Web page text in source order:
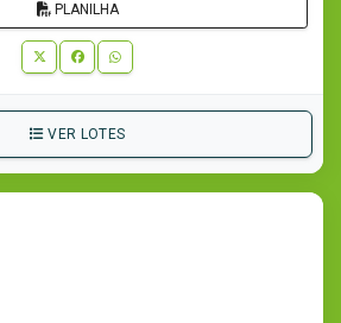
PLANILHA
VER LOTES